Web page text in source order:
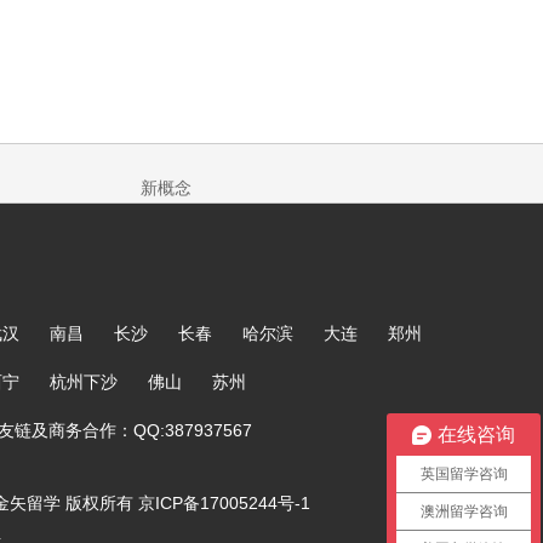
新概念
南昌 长沙 长春 哈尔滨 大连 郑州
杭州下沙 佛山 苏州
商务合作：QQ:387937567
矢留学 版权所有 京ICP备17005244号-1
在线咨询
英国留学咨询
澳洲留学咨询